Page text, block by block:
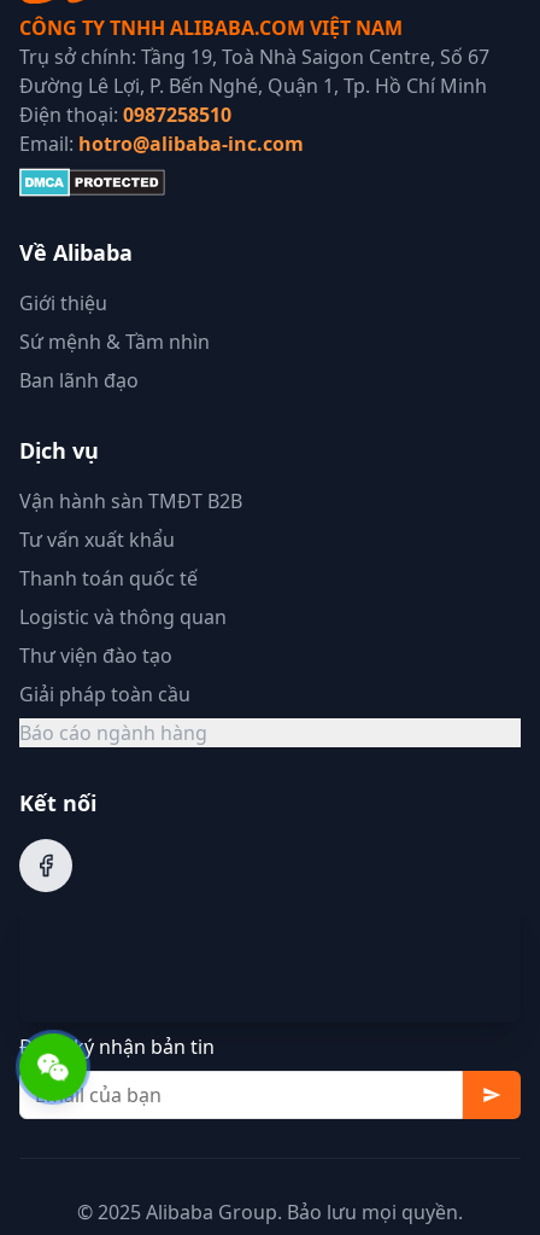
CÔNG TY TNHH ALIBABA.COM VIỆT NAM
Trụ sở chính: Tầng 19, Toà Nhà Saigon Centre, Số 67
Đường Lê Lợi, P. Bến Nghé, Quận 1, Tp. Hồ Chí Minh
Điện thoại: 0987258510
Email: hotro@alibaba-inc.com
Về Alibaba
Giới thiệu
Sứ mệnh & Tầm nhìn
Ban lãnh đạo
Dịch vụ
Vận hành sàn TMĐT B2B
Tư vấn xuất khẩu
Thanh toán quốc tế
Logistic và thông quan
Thư viện đào tạo
Giải pháp toàn cầu
Báo cáo ngành hàng
Kết nối
Đăng ký nhận bản tin
© 2025 Alibaba Group. Bảo lưu mọi quyền.